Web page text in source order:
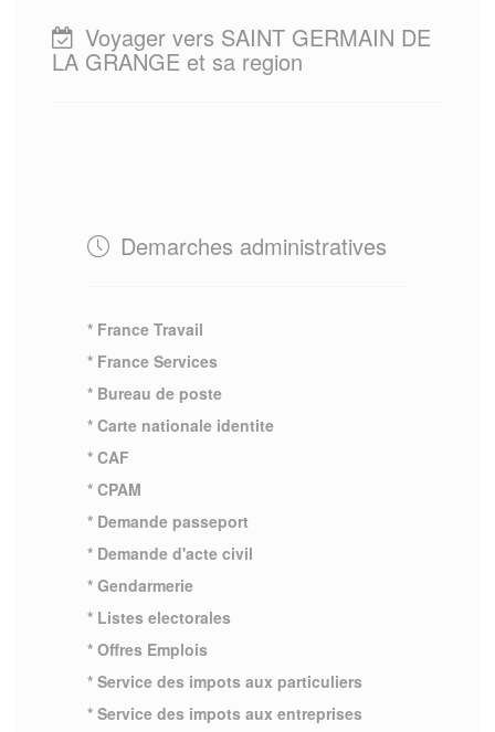
Voyager vers SAINT GERMAIN DE
LA GRANGE et sa region
Demarches administratives
* France Travail
* France Services
* Bureau de poste
* Carte nationale identite
* CAF
* CPAM
* Demande passeport
* Demande d'acte civil
* Gendarmerie
* Listes electorales
* Offres Emplois
* Service des impots aux particuliers
* Service des impots aux entreprises